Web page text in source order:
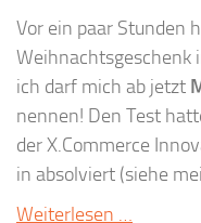
Vor ein paar Stunden
Weihnachtsgeschenk
ich darf mich ab jetzt
nennen! Den Test
der X.Commerce
in absolviert (siehe
Weiterlesen …